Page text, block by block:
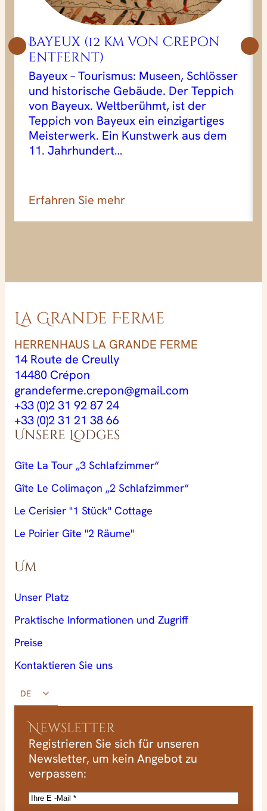
Bayeux (12 km von Crepon
entfernt)
Bayeux – Tourismus: Museen, Schlösser
und historische Gebäude. Der Teppich
von Bayeux. Weltberühmt, ist der
Teppich von Bayeux ein einzigartiges
Meisterwerk. Ein Kunstwerk aus dem
11. Jahrhundert…
Erfahren Sie mehr
La Grande Ferme
HERRENHAUS LA GRANDE FERME
14 Route de Creully
14480 Crépon
grandeferme.crepon@gmail.com
+33 (0)2 31 92 87 24
+33 (0)2 31 21 38 66
Unsere Lodges
Gîte La Tour „3 Schlafzimmer“
Gîte Le Colimaçon „2 Schlafzimmer“
Le Cerisier "1 Stück" Cottage
Le Poirier Gîte "2 Räume"
Um
Unser Platz
Praktische Informationen und Zugriff
Preise
Kontaktieren Sie uns
DE
Newsletter
Registrieren Sie sich für unseren
Newsletter, um kein Angebot zu
verpassen:
-